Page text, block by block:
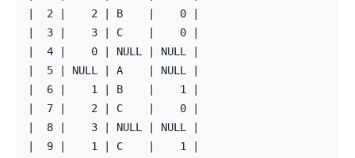
|  2 |    2 | B    |    0 |
|  3 |    3 | C    |    0 |
|  4 |    0 | NULL | NULL |
|  5 | NULL | A    | NULL |
|  6 |    1 | B    |    1 |
|  7 |    2 | C    |    0 |
|  8 |    3 | NULL | NULL |
|  9 |    1 | C    |    1 |